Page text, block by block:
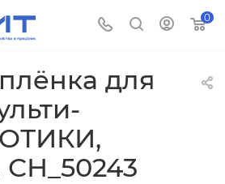
0
для
СН_50243